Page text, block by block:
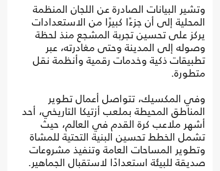
وتشير البيانات الصادرة عن اللجان المنظمة
المحلية إلى أن جزءًا كبيرًا من الاستعدادات
يركز على تحسين تجربة المشجع منذ لحظة
وصوله إلى المدينة وحتى مغادرته، عبر
تطبيقات ذكية وخدمات رقمية وأنظمة نقل
متطورة.
وفي المكسيك، تتواصل أعمال تطوير
المناطق المحيطة بملعب أزتيكا التاريخي، أحد
أشهر ملاعب كرة القدم في العالم، حيث
تشمل الخطط تحسين البنية التحتية للمشاة
وتطوير المساحات العامة وتنفيذ مشروعات
صديقة للبيئة استعدادًا لاستقبال الجماهير.